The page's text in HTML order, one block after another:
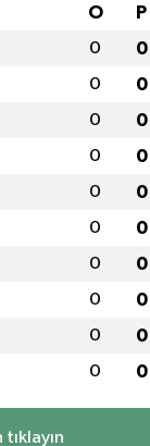
O P
0 0
0 0
0 0
0 0
0 0
0 0
0 0
0 0
0 0
0 0